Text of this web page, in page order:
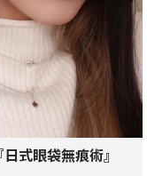
式眼袋無痕術』